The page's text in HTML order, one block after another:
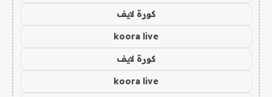
كورة لايف
koora live
كورة لايف
koora live